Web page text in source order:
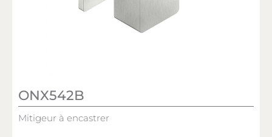
ONX542B
Mitigeur à encastrer